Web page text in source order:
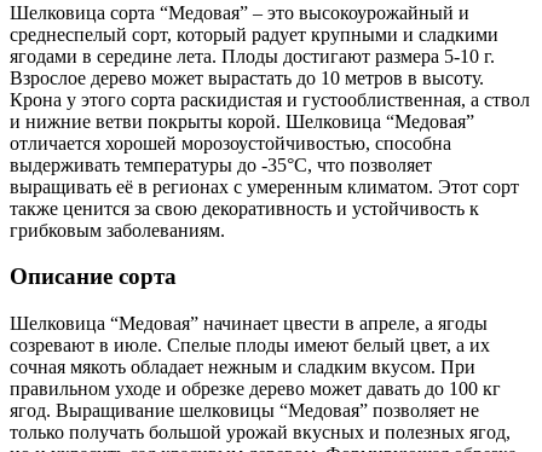
Шелковица сорта “Медовая” – это высокоурожайный и
среднеспелый сорт, который радует крупными и сладкими
ягодами в середине лета. Плоды достигают размера 5-10 г.
Взрослое дерево может вырастать до 10 метров в высоту.
Крона у этого сорта раскидистая и густооблиственная, а ствол
и нижние ветви покрыты корой. Шелковица “Медовая”
отличается хорошей морозоустойчивостью, способна
выдерживать температуры до -35°C, что позволяет
выращивать её в регионах с умеренным климатом. Этот сорт
также ценится за свою декоративность и устойчивость к
грибковым заболеваниям.
Описание сорта
Шелковица “Медовая” начинает цвести в апреле, а ягоды
созревают в июле. Спелые плоды имеют белый цвет, а их
сочная мякоть обладает нежным и сладким вкусом. При
правильном уходе и обрезке дерево может давать до 100 кг
ягод. Выращивание шелковицы “Медовая” позволяет не
только получать большой урожай вкусных и полезных ягод,